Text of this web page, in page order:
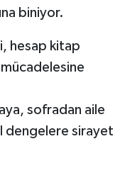
biniyor.
hesap kitap
sofradan aile
dengelere sirayet